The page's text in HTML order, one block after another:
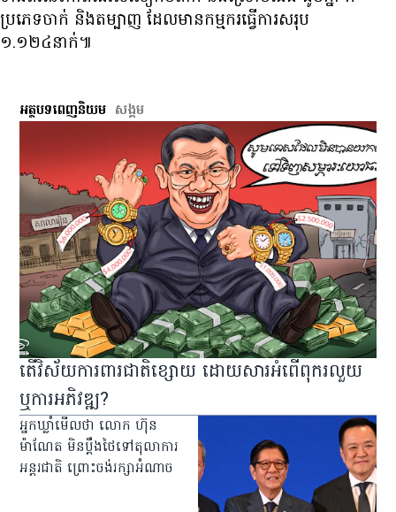
ប្រភេទ​ចាក់ និង​តម្បាញ ដែល​មាន​កម្មករ​ធ្វើ​ការ​សរុប
១.១២៤​នាក់៕
អត្ថបទពេញនិយម សង្គម
តើវិស័យការពារជាតិខ្សោយ ដោយសារអំពើពុករលួយ
ឬការអភិវឌ្ឍ?
អ្នកឃ្លាំមើលថា លោក ហ៊ុន
ម៉ាណែត មិនប្ដឹងថៃទៅតុលាការ
អន្តរជាតិ ព្រោះចង់រក្សាអំណាច